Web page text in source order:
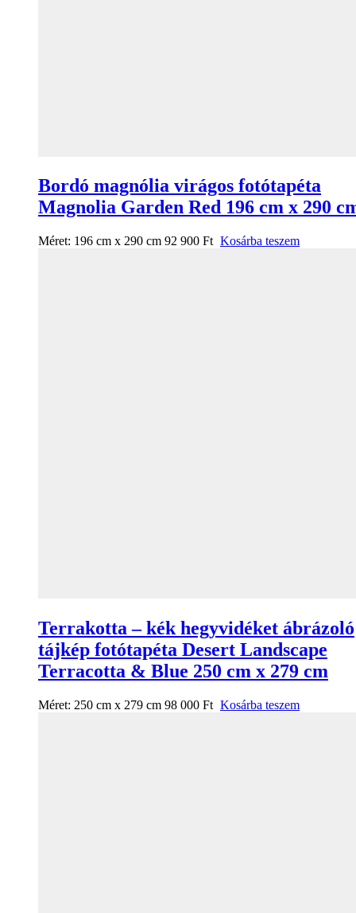
Bordó magnólia virágos fotótapéta
Magnolia Garden Red 196 cm x 290
Méret: 196 cm x 290 cm 92 900 Ft Kosárba teszem
Terrakotta – kék hegyvidéket ábrázoló
tájkép fotótapéta Desert Landscape
Terracotta & Blue 250 cm x 279 cm
Méret: 250 cm x 279 cm 98 000 Ft Kosárba teszem